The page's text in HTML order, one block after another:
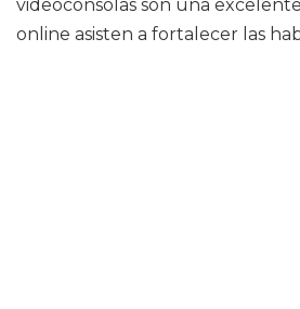
videoconsolas son una
online asisten a fortalecer las